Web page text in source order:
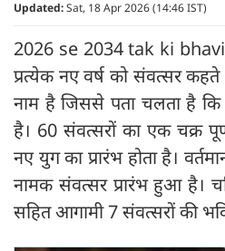
Updated:Sat, 18 Apr 2026 (14:46 IST)
2026 se 2034 tak ki
प्रत्येक नए वर्ष को संवत्सर
नाम है जिससे पता चलता है कि
है। 60 संवत्सरों का एक चक्र
नए युग का प्रारंभ होता है।
नामक संवत्सर प्रारंभ हुआ है।
सहित आगामी 7 संवत्सरों की